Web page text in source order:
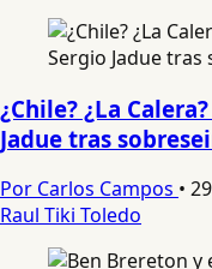
¿Chile? ¿La
Jadue tras
Por Carlos Campos •
Raul Tiki Toledo